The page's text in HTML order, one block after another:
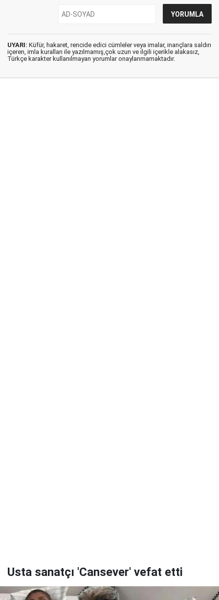
UYARI: Küfür, hakaret, rencide edici cümleler veya imalar, inançlara saldırı
içeren, imla kuralları ile yazılmamış,çok uzun ve ilgili içerikle alakasız,
Türkçe karakter kullanılmayan yorumlar onaylanmamaktadır.
Usta sanatçı 'Cansever' vefat etti